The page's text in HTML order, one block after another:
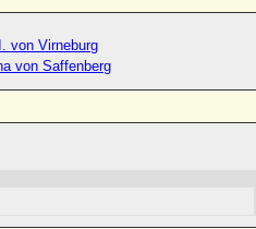
von Virneburg
von Saffenberg